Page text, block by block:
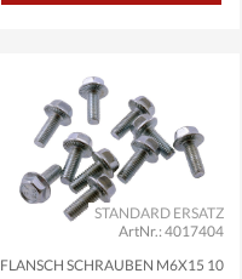
ArtNr.: 4017404
STANDARD ERSATZ
FLANSCH SCHRAUBEN M6X15 10